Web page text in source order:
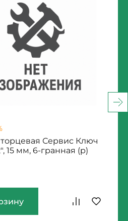
торцевая Сервис Ключ
15 мм, 6-гранная (р)